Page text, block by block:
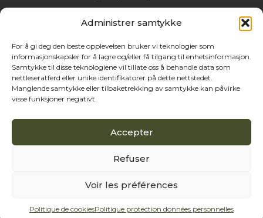
Administrer samtykke
For å gi deg den beste opplevelsen bruker vi teknologier som
informasjonskapsler for å lagre og/eller få tilgang til enhetsinformasjon.
Samtykke til disse teknologiene vil tillate oss å behandle data som
nettleseratferd eller unike identifikatorer på dette nettstedet.
Manglende samtykke eller tilbaketrekking av samtykke kan påvirke
visse funksjoner negativt.
Accepter
Refuser
Voir les préférences
Politique de cookiesPolitique protection données personnelles
Informasjonskapsler
© 2025 Bois de Pologne – Laget av Cassandre
Thibaut